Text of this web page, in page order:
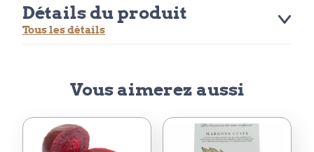
Détails du produit
Tous les détails
Vous aimerez aussi